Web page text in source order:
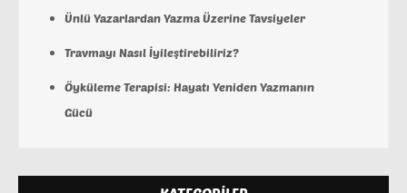
Ünlü Yazarlardan Yazma Üzerine Tavsiyeler
Travmayı Nasıl İyileştirebiliriz?
Öyküleme Terapisi: Hayatı Yeniden Yazmanın
Gücü